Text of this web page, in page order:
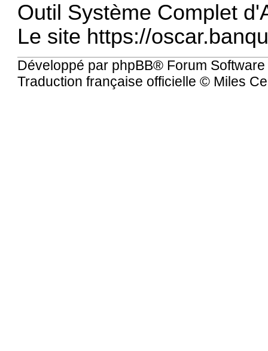
Outil Système Complet
Le site https://
Développé par phpBB® Forum
Traduction française officielle © Miles